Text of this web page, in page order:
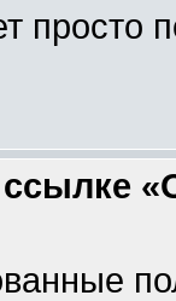
просто